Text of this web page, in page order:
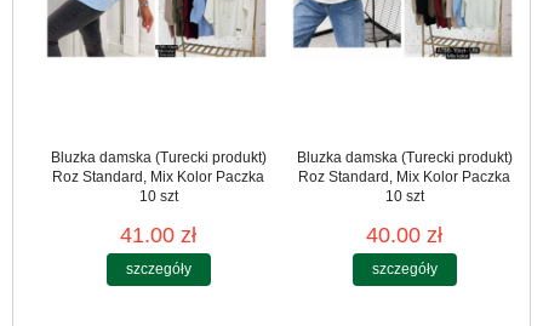
Bluzka damska (Turecki produkt)
Roz Standard, Mix Kolor Paczka
10 szt
41.00 zł
szczegóły
Bluzka damska (Turecki produkt)
Roz Standard, Mix Kolor Paczka
10 szt
40.00 zł
szczegóły